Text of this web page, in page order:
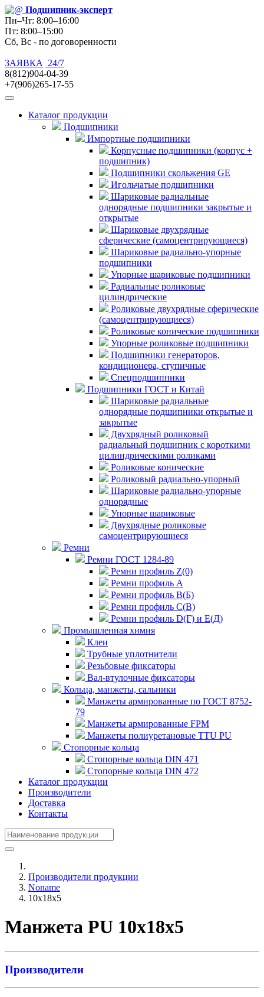
Подшипник-эксперт
Пн–Чт: 8:00–16:00
Пт: 8:00–15:00
Сб, Вс - по договоренности
ЗАЯВКА
24/7
8(812)904-04-39
+7(906)265-17-55
Каталог продукции
Подшипники
Импортные подшипники
Корпусные подшипники (корпус +
подшипник)
Подшипники скольжения GE
Игольчатые подшипники
Шариковые радиальные
однорядные подшипники закрытые и
открытые
Шариковые двухрядные
сферические (самоцентрирующиеся)
Шариковые радиально-упорные
подшипники
Упорные шариковые подшипники
Радиальные роликовые
цилиндрические
Роликовые двухрядные сферические
(самоцентрирующиеся)
Роликовые конические подшипники
Упорные роликовые подшипники
Подшипники генераторов,
кондиционера, ступичные
Спецподшипники
Подшипники ГОСТ и Китай
Шариковые радиальные
однорядные подшипники открытые и
закрытые
Двухрядный роликовый
радиальный подшипник с короткими
цилиндрическими роликами
Роликовые конические
Роликовый радиально-упорный
Шариковые радиально-упорные
однорядные
Упорные шариковые
Двухрядные роликовые
самоцентрирующиеся
Ремни
Ремни ГОСТ 1284-89
Ремни профиль Z(0)
Ремни профиль А
Ремни профиль В(Б)
Ремни профиль С(В)
Ремни профиль D(Г) и E(Д)
Промышленная химия
Клеи
Трубные уплотнители
Резьбовые фиксаторы
Вал-втулочные фиксаторы
Кольца, манжеты, сальники
Манжеты армированные по ГОСТ 8752-
79
Манжеты армированные FPM
Манжеты полиуретановые TTU PU
Стопорные кольца
Стопорные кольца DIN 471
Стопорные кольца DIN 472
Каталог продукции
Производители
Доставка
Контакты
Производители продукции
Noname
10x18x5
Манжета PU 10x18x5
Производители